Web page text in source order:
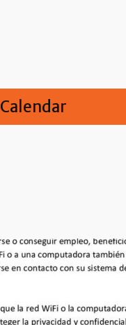
Calendar